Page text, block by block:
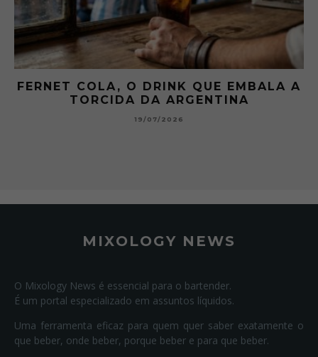
FERNET COLA, O DRINK QUE EMBALA A
TORCIDA DA ARGENTINA
19/07/2026
MIXOLOGY NEWS
O Mixology News é essencial para o bartender.
É um portal especializado em assuntos líquidos.
Uma ferramenta eficaz para quem quer saber exatamente o
que beber, onde beber, porque beber e para que beber.